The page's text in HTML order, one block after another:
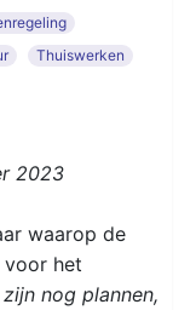
Thuiswerken
2023
waarop de
voor het
nog plannen,